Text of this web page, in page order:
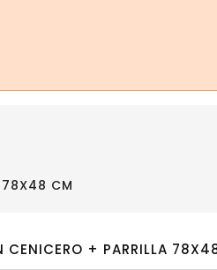
78X48 CM
+ PARRILLA